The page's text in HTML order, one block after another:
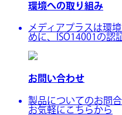
環境への取り組み
メディアプラスは環
めに、ISO14001の認
お問い合わせ
製品についてのお問
お気軽にこちらから